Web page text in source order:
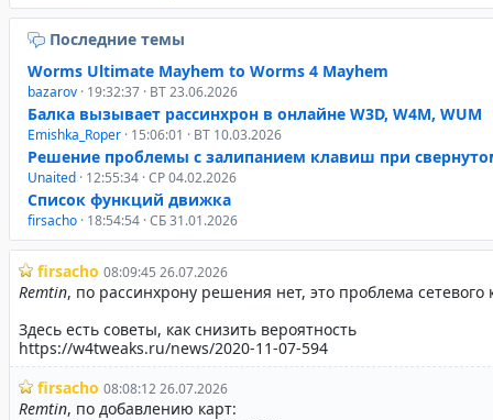
Последние темы
Worms Ultimate Mayhem to Worms 4 Mayhem
bazarov · 19:32:37 · ВТ 23.06.2026
Балка вызывает рассинхрон в онлайне W3D, W4M, WUM
Emishka_Roper · 15:06:01 · ВТ 10.03.2026
Решение проблемы с залипанием клавиш при
Unaited · 12:55:34 · СР 04.02.2026
Список функций движка
firsacho · 18:54:54 · СБ 31.01.2026